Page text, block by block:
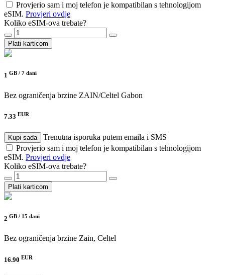
Provjerio sam i moj telefon je kompatibilan s tehnologijom
eSIM. Provjeri ovdje
Koliko eSIM-ova trebate?
Plati karticom
1 GB / 7 dani
Bez ograničenja brzine ZAIN/Celtel Gabon
7.33 EUR
Kupi sada
Trenutna isporuka putem emaila i SMS
Provjerio sam i moj telefon je kompatibilan s tehnologijom
eSIM. Provjeri ovdje
Koliko eSIM-ova trebate?
Plati karticom
2 GB / 15 dani
Bez ograničenja brzine Zain, Celtel
16.90 EUR